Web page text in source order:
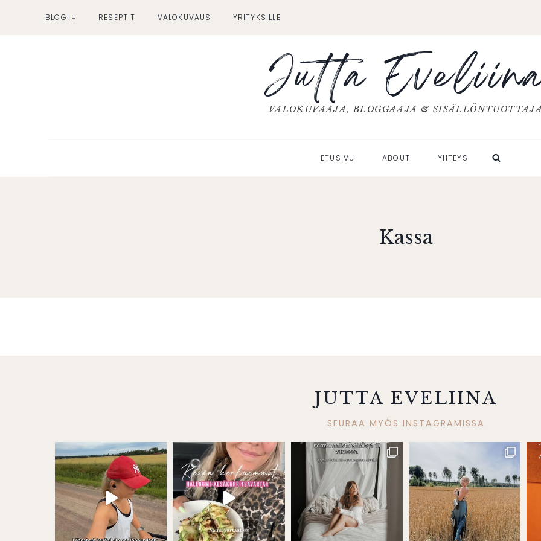
BLOGI RESEPTIT VALOKUVAUS YRITYKSILLE
Jutta
VALOKUVAAJA, BLOGGAAJA &
ETUSIVU ABOUT YHTEYS
Kassa
JUTTA EVELIINA
SEURAA MYÖS INSTAGRAMISSA